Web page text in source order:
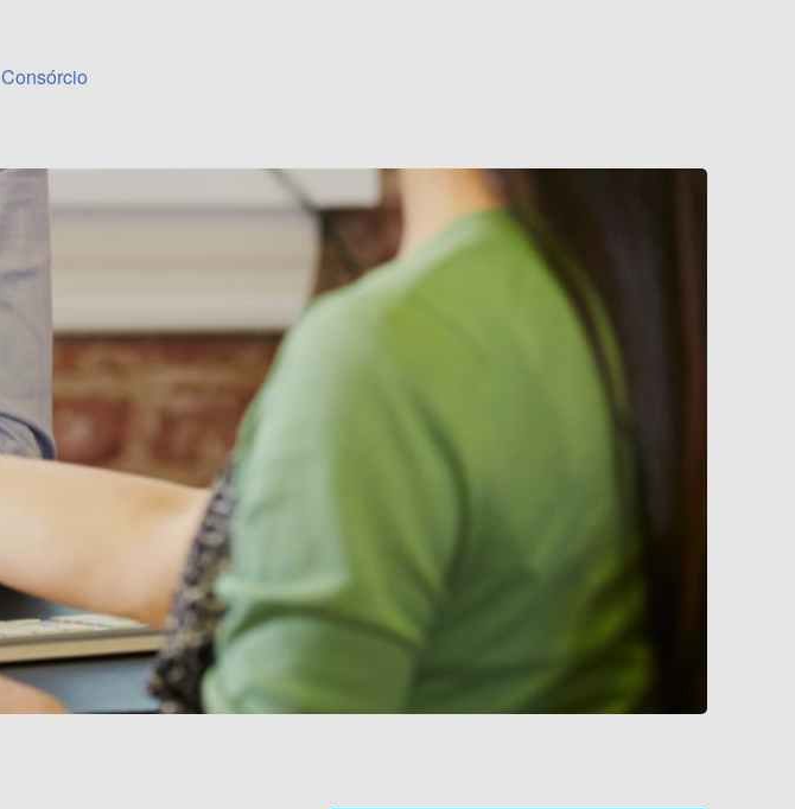
Consórcio